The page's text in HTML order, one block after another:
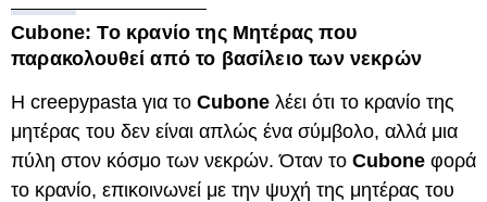
Cubone: Το κρανίο της Μητέρας που
παρακολουθεί από το βασίλειο των νεκρών
Η creepypasta για το Cubone λέει ότι το κρανίο της
μητέρας του δεν είναι απλώς ένα σύμβολο, αλλά μια
πύλη στον κόσμο των νεκρών. Όταν το Cubone φορά
το κρανίο, επικοινωνεί με την ψυχή της μητέρας του